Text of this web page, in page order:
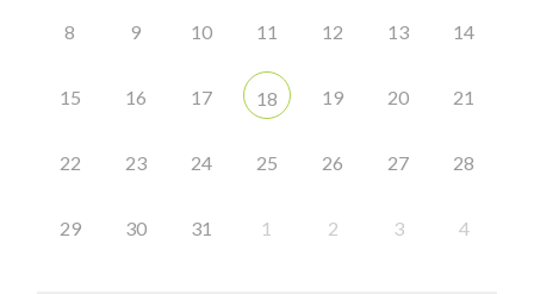
8 9 10 11 12 13 14
15 16 17 18 19 20 21
22 23 24 25 26 27 28
29 30 31 1 2 3 4